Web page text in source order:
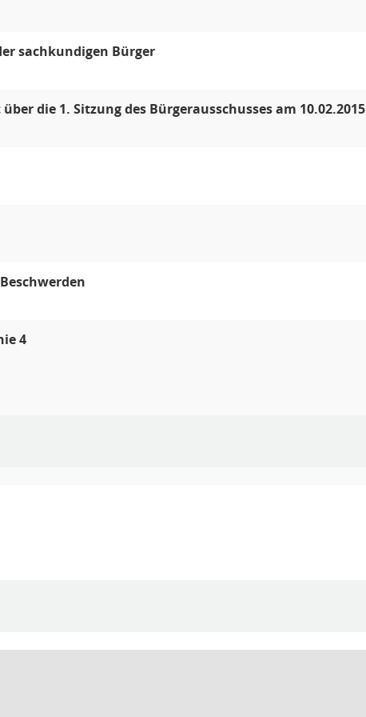
sachkundigen Bürger
die 1. Sitzung des Bürgerausschusses am 10.02.2015
4